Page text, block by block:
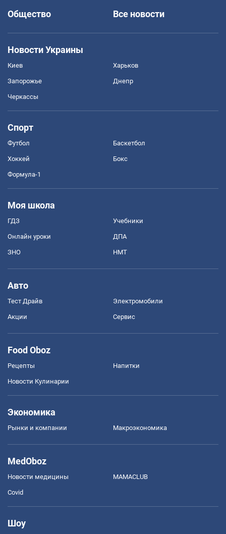
Общество
Все новости
Новости Украины
Киев Харьков
Запорожье Днепр
Черкассы
Спорт
Футбол Баскетбол
Хоккей Бокс
Формула-1
Моя школа
ГДЗ Учебники
Онлайн уроки ДПА
ЗНО НМТ
Авто
Тест Драйв Электромобили
Акции Сервис
Food Oboz
Рецепты Напитки
Новости Кулинарии
Экономика
Рынки и компании Mакроэкономика
MedOboz
Новости медицины MAMACLUB
Covid
Шоу